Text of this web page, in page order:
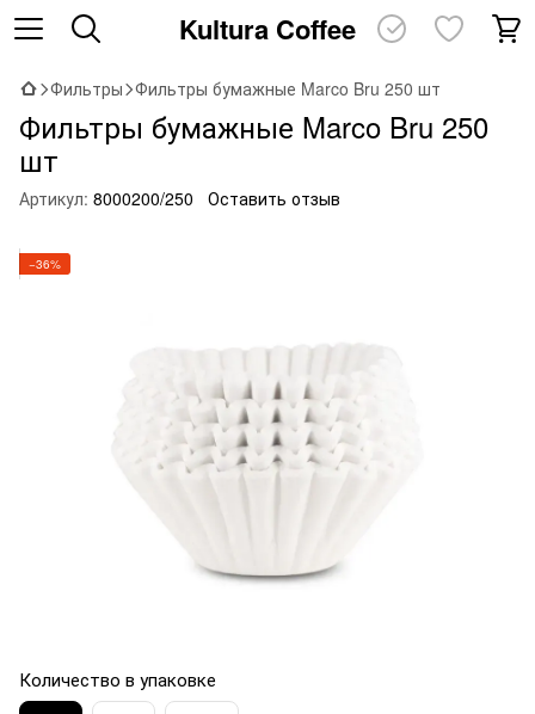
Kultura Coffee
Фильтры Фильтры бумажные Marco Bru 250 шт
Фильтры бумажные Marco Bru 250
шт
Артикул: 8000200/250 Оставить отзыв
−36%
Количество в упаковке